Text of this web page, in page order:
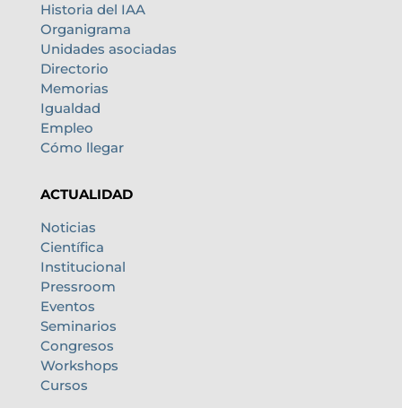
Historia del IAA
Organigrama
Unidades asociadas
Directorio
Memorias
Igualdad
Empleo
Cómo llegar
ACTUALIDAD
Noticias
Científica
Institucional
Pressroom
Eventos
Seminarios
Congresos
Workshops
Cursos